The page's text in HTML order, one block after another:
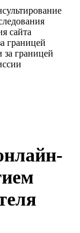
сайта
границей
за границей